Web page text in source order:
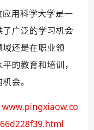
用科学大学是一
广泛的学习机会
还是在职业领
的教育和培训，
会。
www.pingxiaow.co